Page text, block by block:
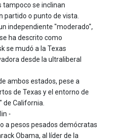
tampoco se inclinan
o punto de vista.
independiente "moderado",
ha descrito como
se mudó a la Texas
desde la ultraliberal
ambos estados, pese a
de Texas y el entorno de
California.
-
a pesos pesados demócratas
Obama, al líder de la